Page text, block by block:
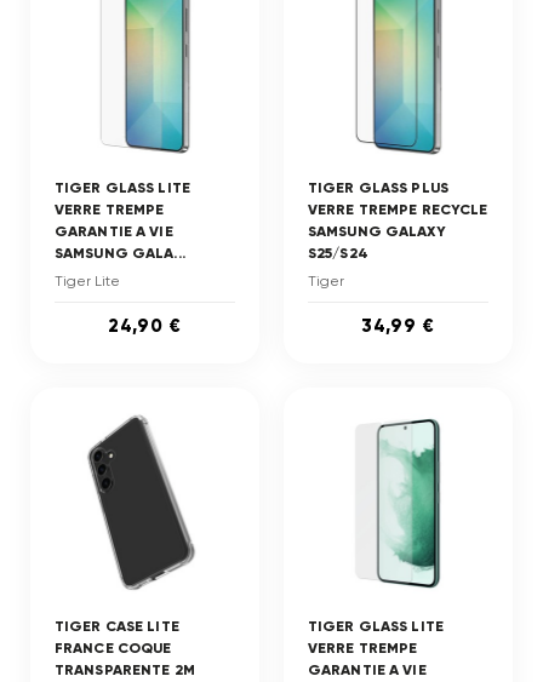
TIGER GLASS LITE
VERRE TREMPE
GARANTIE A VIE
SAMSUNG GALA...
Tiger Lite
24,90 €
TIGER GLASS PLUS
VERRE TREMPE RECYCLE
SAMSUNG GALAXY
S25/S24
Tiger
34,99 €
TIGER CASE LITE
FRANCE COQUE
TRANSPARENTE 2M
TIGER GLASS LITE
VERRE TREMPE
GARANTIE A VIE